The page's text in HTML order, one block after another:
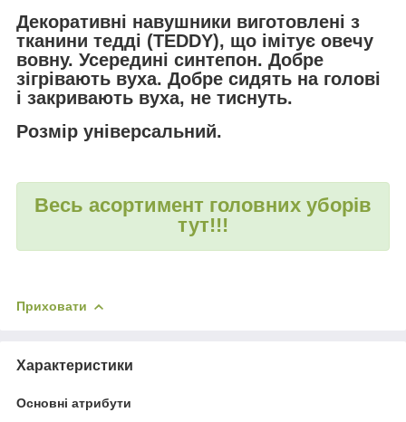
Декоративні навушники виготовлені з
тканини тедді (TEDDY), що імітує овечу
вовну. Усередині синтепон. Добре
зігрівають вуха. Добре сидять на голові
і закривають вуха, не тиснуть.
Розмір універсальний.
Весь асортимент головних уборів
тут!!!
Приховати
Характеристики
Основні атрибути